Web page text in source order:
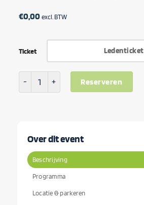
€0,00 excl. BTW
Ticket Ledenticket
Reserveren
Over dit event
Beschrijving
Programma
Locatie & parkeren